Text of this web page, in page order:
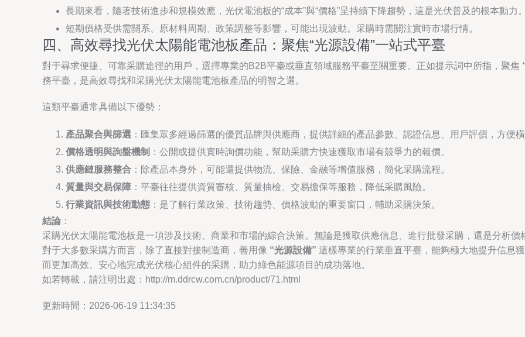
長期來看，隨著技術進步和規模效應，光伏電池板的“成本”與“價格”呈持續下降趨勢，這是光伏普及的根本動力
短期價格受供需關系、原材料周期、政策調整等影響，可能出現波動。采購時需關注實時市場行情。
四、高效尋找光伏太陽能電池板產品：聚焦“光源設備”一站式平臺
對于尋求便捷、可靠采購途徑的用戶，選擇專業的B2B平臺或垂直領域服務平臺至關重要。正如提示詞中所指，聚焦
務平臺，是高效尋找和采購光伏太陽能電池板產品的明智之選。
這類平臺通常具備以下優勢：
產品聚合與篩選 ：匯集眾多經過篩選的優質品牌與供應商，提供詳細的產品參數、認證信息、用戶評價，方便
價格透明與詢盤機制 ：公開或提供實時詢價功能，幫助采購方快速獲取市場有競爭力的報價。
供應鏈服務整合 ：除產品本身外，可能還提供物流、保險、金融等增值服務，簡化采購流程。
質量與交易保障 ：平臺往往提供資質審核、質量抽檢、交易擔保等服務，降低采購風險。
行業資訊與技術動態 ：是了解行業政策、技術趨勢、價格波動的重要窗口，輔助采購決策。
結論 ：
采購光伏太陽能電池板是一項涉及技術、商業和市場的綜合決策。無論是獲取供應信息、進行批發采購，還是分析
對于大多數采購方而言，除了直接對接制造商，善用像 “光源設備” 這樣專業的行業垂直平臺，能夠極大地提升信息
而更加高效、安心地完成光伏核心組件的采購，助力綠色能源項目的成功落地。
如若轉載，請注明出處：http://m.ddrcw.com.cn/product/71.html
更新時間：2026-06-19 11:34:35